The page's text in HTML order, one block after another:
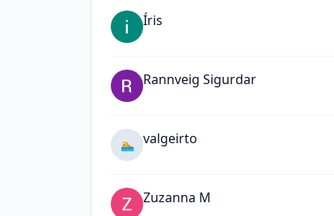
Íris
Rannveig Sigurdar
🏊 valgeirto
Zuzanna M